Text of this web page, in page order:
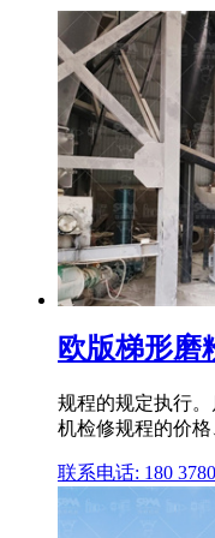
欧版梯形磨
规程的规定执行
机检修规程的价
联系电话: 180